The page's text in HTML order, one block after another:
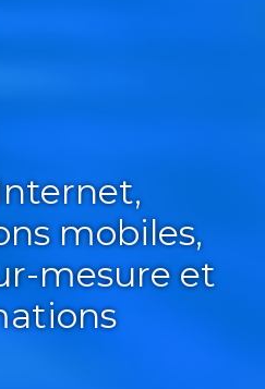
mobiles,
mesure et